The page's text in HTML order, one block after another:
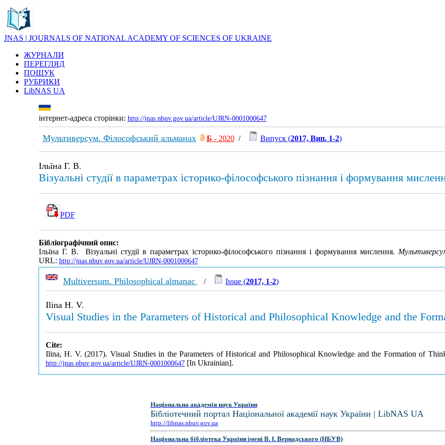
JNAS | JOURNALS OF NATIONAL ACADEMY OF SCIENCES OF UKRAINE
ЖУРНАЛИ
ПЕРЕГЛЯД
ПОШУК
РУБРИКИ
LibNAS UA
інтернет-адреса сторінки: http://jnas.nbuv.gov.ua/article/UJRN-0001000647
Мультиверсум. Філософський альманах Б - 2020/ Випуск (2017, Вип. 1-2)
Ільїна Г. В.
Візуальні студії в параметрах історико-філософського пізнання і формування
PDF
Бібліографічний опис:
Ільїна Г. В. Візуальні студії в параметрах історико-філософського пізнання і формування мислення.
URL: http://jnas.nbuv.gov.ua/article/UJRN-0001000647
Multiversum. Philosophical almanac / Issue (2017, 1-2)
Ilina H. V.
Visual Studies in the Parameters of Historical and Philosophical Knowledge and the
Cite:
Ilina, H. V. (2017). Visual Studies in the Parameters of Historical and Philosophical Knowledge and the Formation of
http://jnas.nbuv.gov.ua/article/UJRN-0001000647[In Ukrainian].
Національна академія наук України
Бібліотечний портал Національної академії наук України | LibNAS UA
http://libnas.nbuv.gov.ua
Національна бібліотека України імені В. І. Вернадського (НБУВ)